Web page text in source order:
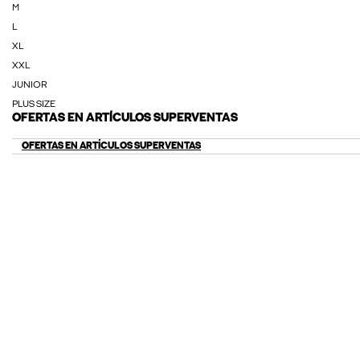
M
L
XL
XXL
JUNIOR
PLUS SIZE
OFERTAS EN ARTÍCULOS SUPERVENTAS
OFERTAS EN ARTÍCULOS SUPERVENTAS